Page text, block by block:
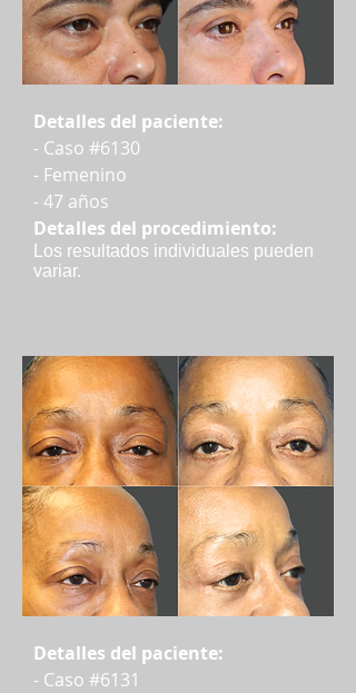
Detalles del paciente:
- Caso #6130
- Femenino
- 47 años
Detalles del procedimiento:
Los resultados individuales pueden
variar.
Detalles del paciente:
- Caso #6131